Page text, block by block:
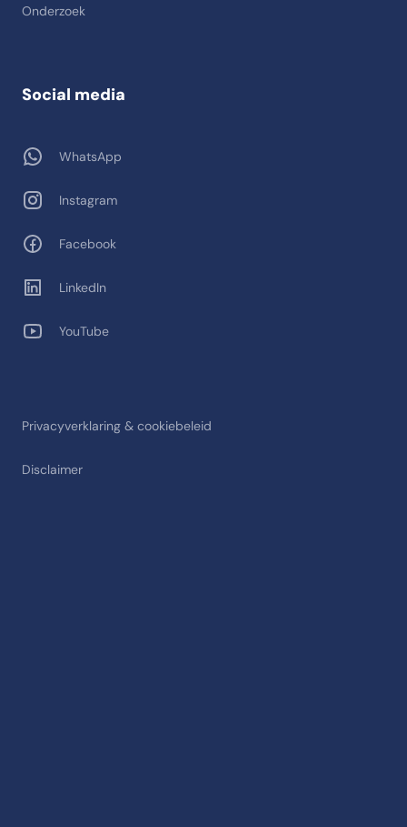
Onderzoek
Privacyverklaring & cookiebeleid
Disclaimer
Social media
WhatsApp
Instagram
Facebook
LinkedIn
YouTube